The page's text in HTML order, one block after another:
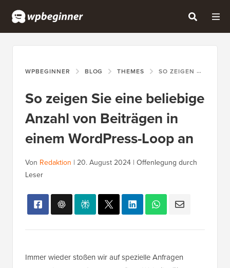
WPBEGINNER BLOG THEMES SO ZEIGEN SIE EINE BELIEBIGE ANZAHL VON BEITRÄGEN IN EINEM WORDPRESS-LOOP AN
So zeigen Sie eine beliebige
Anzahl von Beiträgen in
einem WordPress-Loop an
Von Redaktion | 20. August 2024 | Offenlegung durch
Leser
Immer wieder stoßen wir auf spezielle Anfragen